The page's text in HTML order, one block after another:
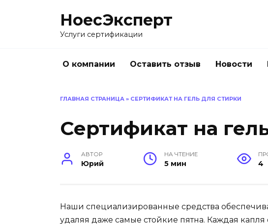
НоесЭксперт
Услуги сертификации
О компании Оставить отзыв Новости
ГЛАВНАЯ СТРАНИЦА » СЕРТИФИКАТ НА ГЕЛЬ ДЛЯ СТИРКИ
Сертификат на
АВТОР
Юрий
НА ЧТЕНИЕ
5 мин 4
Наши специализированные средства
удаляя даже самые стойкие пятна. Каждая